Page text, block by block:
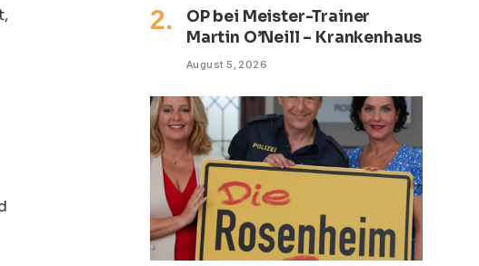
OP bei Meister-Trainer
Martin O’Neill – Krankenhaus
August 5, 2026